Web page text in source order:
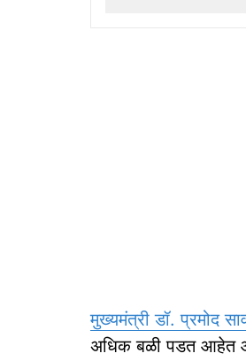
मुख्यमंत्री डॉ. प्रमोद
अधिक बळी पडत आहेत